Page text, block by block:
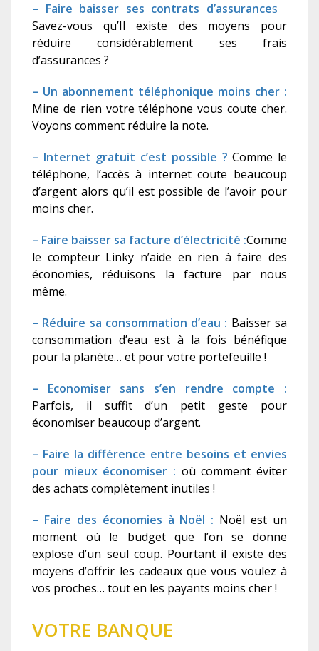
– Faire baisser ses contrats d’assurances
Savez-vous qu’Il existe des moyens pour
réduire considérablement ses frais
d’assurances ?
– Un abonnement téléphonique moins cher :
Mine de rien votre téléphone vous coute cher.
Voyons comment réduire la note.
– Internet gratuit c’est possible ?Comme le
téléphone, l’accès à internet coute beaucoup
d’argent alors qu’il est possible de l’avoir pour
moins cher.
– Faire baisser sa facture d’électricité :Comme
le compteur Linky n’aide en rien à faire des
économies, réduisons la facture par nous
même.
– Réduire sa consommation d’eau : Baisser sa
consommation d’eau est à la fois bénéfique
pour la planète… et pour votre portefeuille !
– Economiser sans s’en rendre compte :
Parfois, il suffit d’un petit geste pour
économiser beaucoup d’argent.
– Faire la différence entre besoins et envies
pour mieux économiser : où comment éviter
des achats complètement inutiles !
– Faire des économies à Noël : Noël est un
moment où le budget que l’on se donne
explose d’un seul coup. Pourtant il existe des
moyens d’offrir les cadeaux que vous voulez à
vos proches… tout en les payants moins cher !
VOTRE BANQUE